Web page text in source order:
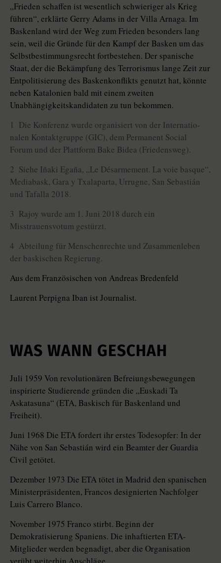
„Frieden schaffen ist wesentlich schwieriger als Krieg
führen“, erklärte Gerry Adams in der Villa Arnaga. Im
Baskenland wird der Weg zum Frieden besonders lang
sein, weil die Gründe für den Kampf der Basken um das
Selbstbestimmungsrecht fortbestehen. Der spanische
Staat, der die Bekämpfung des Terrorismus lange Zeit zur
Entpolitisierung des Baskenkonflikts genutzt hat, könnte
neben Katalonien bald mit einem zweiten
Unabhängigkeitskandidaten zu tun bekommen.
1 Die Konferenz wurde organisiert von der Interna­tio­
nalen Kontaktgruppe (GIC), dem Permanent Social
Forum und der Plattform Bake Bidea (Friedensweg).
2 Siehe Iñaki Egaña, „Le Désarmement. La voie basque“,
Mediabask, Gara y Txalaparta, Urrugne, San Sebastián
und Tafalla 2018.
3 Rajoy wurde am 1. Juni 2018 durch ein
Misstrauensvotum gestürzt.
4 Abteilung für Menschenrechte und Zusammenleben
der baskischen Regierung.
Aus dem Französischen von Andreas Bredenfeld
Laurent Perpigna Iban ist Journalist.
WAS WANN GESCHAH
Juli 1959 Von revolutionären Befreiungsbewegungen
inspirierte Studierende gründen die „Euskadi Ta
Askatasuna“ (ETA, Baskisch für Baskenland und
Freiheit).
Juni 1968 Die ETA fordert ihr erstes Todesopfer: In der
Nähe von San Sebastián wird ein Beamter der Guardia
Civil getötet.
Dezember 1973 Die ETA tötet in Ma­drid den spanischen
Ministerpräsidenten, Francos designierten Nach­folger
Luis Carrero Blanco.
November 1975 Franco stirbt. Beginn der
Demokratisierung Spaniens. Die inhaftierten ETA-
Mitglieder werden begnadigt, aber die Organisation